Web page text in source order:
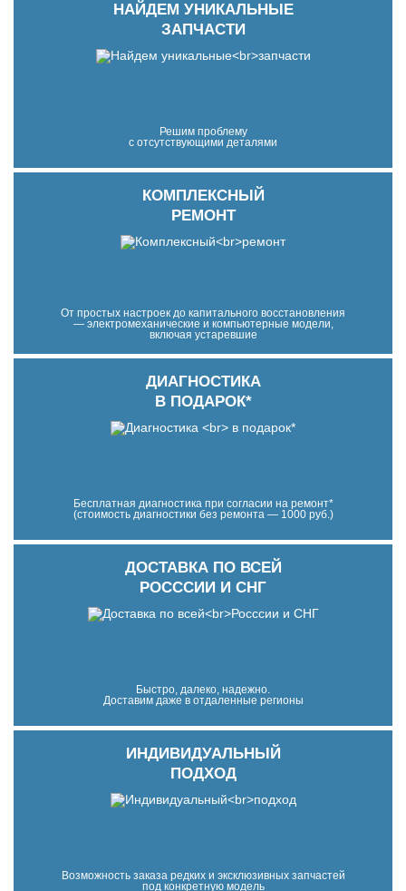
НАЙДЕМ УНИКАЛЬНЫЕ
ЗАПЧАСТИ
Решим проблему
с отсутствующими деталями
КОМПЛЕКСНЫЙ
РЕМОНТ
От простых настроек до капитального восстановления
— электромеханические и компьютерные модели,
включая устаревшие
ДИАГНОСТИКА
В ПОДАРОК*
Бесплатная диагностика при согласии на ремонт*
(стоимость диагностики без ремонта — 1000 руб.)
ДОСТАВКА ПО ВСЕЙ
РОСССИИ И СНГ
Быстро, далеко, надежно.
Доставим даже в отдаленные регионы
ИНДИВИДУАЛЬНЫЙ
ПОДХОД
Возможность заказа редких и эксклюзивных запчастей
под конкретную модель